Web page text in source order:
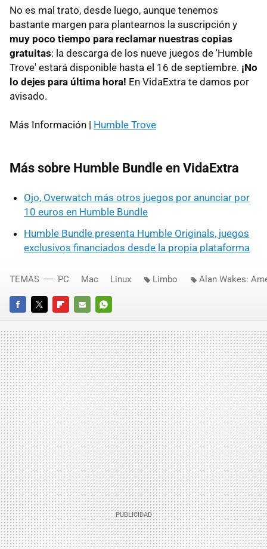
No es mal trato, desde luego, aunque tenemos
bastante margen para plantearnos la suscripción y
muy poco tiempo para reclamar nuestras copias
gratuitas: la descarga de los nueve juegos de 'Humble
Trove' estará disponible hasta el 16 de septiembre. ¡No
lo dejes para última hora! En VidaExtra te damos por
avisado.
Más Información | Humble Trove
Más sobre Humble Bundle en VidaExtra
Ojo, Overwatch más otros juegos por anunciar por
10 euros en Humble Bundle
Humble Bundle presenta Humble Originals, juegos
exclusivos financiados desde la propia plataforma
FACEBOOKTWITTERFLIPBOARD
E-
MAIL
WHATSAPP
TEMAS PC Mac Linux Limbo Alan Wakes: